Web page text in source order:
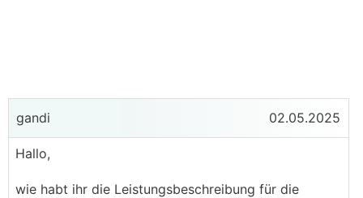
gandi 02.05.2025
Hallo,
wie habt ihr die Leistungsbeschreibung für die